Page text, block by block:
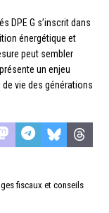
DPE G s’inscrit dans
énergétique et
peut sembler
un enjeu
de vie des générations
fiscaux et conseils